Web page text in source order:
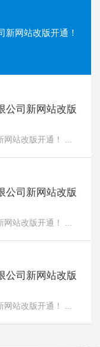
新网站改版开通！
公司新网站改版
站改版开通！ ...
公司新网站改版
站改版开通！ ...
公司新网站改版
站改版开通！ ...